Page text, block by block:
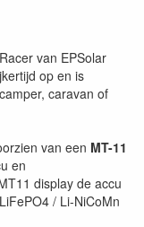
van EPSolar
op en is
caravan of
van een MT-11
en
display de accu
/ Li-NiCoMn